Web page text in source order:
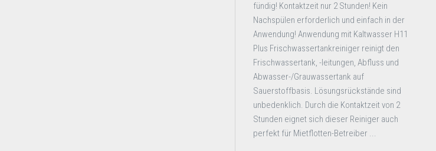
fündig! Kontaktzeit nur 2 Stunden! Kein
Nachspülen erforderlich und einfach in der
Anwendung! Anwendung mit Kaltwasser H11
Plus Frischwassertankreiniger reinigt den
Frischwassertank, -leitungen, Abfluss und
Abwasser-/Grauwassertank auf
Sauerstoffbasis. Lösungsrückstände sind
unbedenklich. Durch die Kontaktzeit von 2
Stunden eignet sich dieser Reiniger auch
perfekt für Mietflotten-Betreiber ...